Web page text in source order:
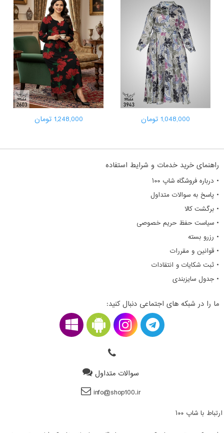
1,248,000 تومان 1,048,000 تومان
راهنمای خرید خدمات و شرایط استفاده
• درباره فروشگاه شاپ ۱۰۰
• پاسخ به سوالات متداول
• برگشت کالا
• سیاست حفظ حریم خصوصی
• رزرو بسته
• قوانین و مقررات
• ثبت شکایات و انتقادات
• جدول سایزبندی
ما را در شبکه های اجتماعی دنبال کنید:
سوالات متداول
info@shop100.ir
ارتباط با شاپ ۱۰۰